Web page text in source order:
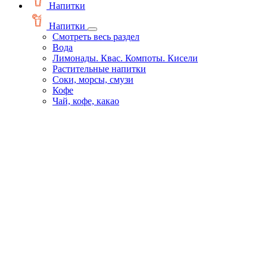
Напитки
Напитки
Смотреть весь раздел
Вода
Лимонады. Квас. Компоты. Кисели
Растительные напитки
Соки, морсы, смузи
Кофе
Чай, кофе, какао